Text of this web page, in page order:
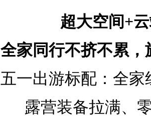
超大空间+
全家同行不挤不累，
五一出游标配：全
露营装备拉满、